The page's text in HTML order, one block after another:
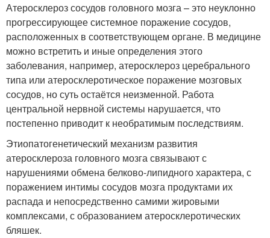
Атеросклероз сосудов головного мозга – это неуклонно
прогрессирующее системное поражение сосудов,
расположенных в соответствующем органе. В медицине
можно встретить и иные определения этого
заболевания, например, атеросклероз церебрального
типа или атеросклеротическое поражение мозговых
сосудов, но суть остаётся неизменной. Работа
центральной нервной системы нарушается, что
постепенно приводит к необратимым последствиям.
Этиопатогенетический механизм развития
атеросклероза головного мозга связывают с
нарушениями обмена белково-липидного характера, с
поражением интимы сосудов мозга продуктами их
распада и непосредственно самими жировыми
комплексами, с образованием атеросклеротических
бляшек.